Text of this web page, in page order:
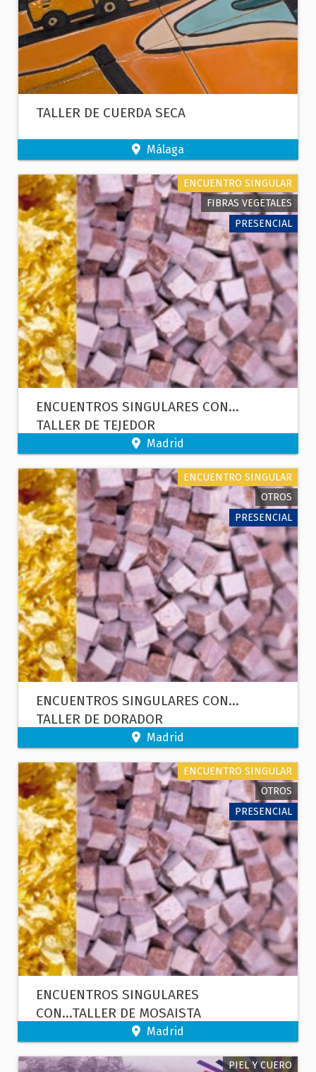
TALLER DE CUERDA SECA
Málaga
ENCUENTRO SINGULAR
FIBRAS VEGETALES
PRESENCIAL
ENCUENTROS SINGULARES CON...
TALLER DE TEJEDOR
Madrid
ENCUENTRO SINGULAR
OTROS
PRESENCIAL
ENCUENTROS SINGULARES CON...
TALLER DE DORADOR
Madrid
ENCUENTRO SINGULAR
OTROS
PRESENCIAL
ENCUENTROS SINGULARES
CON...TALLER DE MOSAISTA
Madrid
PIEL Y CUERO